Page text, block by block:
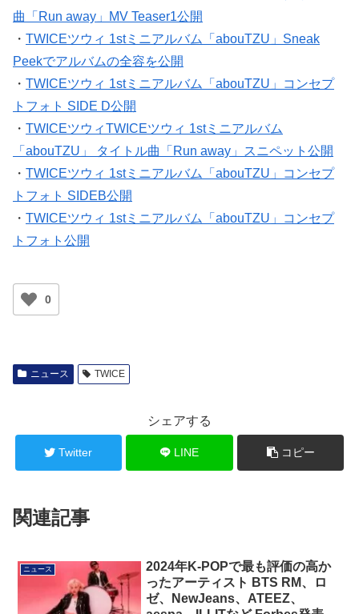
曲「Run away」MV Teaser1公開
TWICEツウィ 1stミニアルバム「abouTZU」Sneak
Peekでアルバムの全容を公開
TWICEツウィ 1stミニアルバム「abouTZU」コンセプ
トフォト SIDE D公開
TWICEツウィTWICEツウィ 1stミニアルバム
「abouTZU」 タイトル曲「Run away」スニペット公開
TWICEツウィ 1stミニアルバム「abouTZU」コンセプ
トフォト SIDEB公開
TWICEツウィ 1stミニアルバム「abouTZU」コンセプ
トフォト公開
0
ニュース TWICE
シェアする
Twitter LINE コピー
関連記事
ニュース
2024年K-POPで最も評価の高か
ったアーティスト BTS RM、ロ
ゼ、NewJeans、ATEEZ、